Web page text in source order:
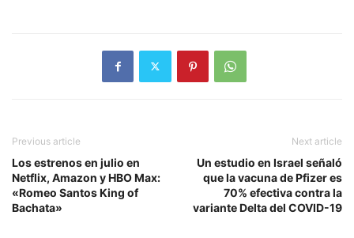
Previous article
Los estrenos en julio en
Netflix, Amazon y HBO Max:
«Romeo Santos King of
Bachata»
Next article
Un estudio en Israel señaló
que la vacuna de Pfizer es
70% efectiva contra la
variante Delta del COVID-19